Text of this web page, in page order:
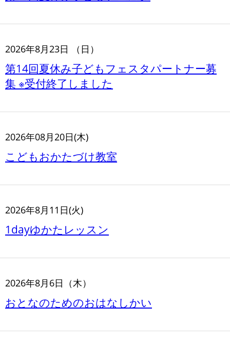
2026年8月23日 （日）
第14回夏休み子どもフェスタパートナー募
集 ※受付終了しました
2026年08月20日(木)
こどもおかたづけ教室
2026年8月11日(火)
1dayゆかたレッスン
2026年8月6日（木）
おとなのためのおはなしかい